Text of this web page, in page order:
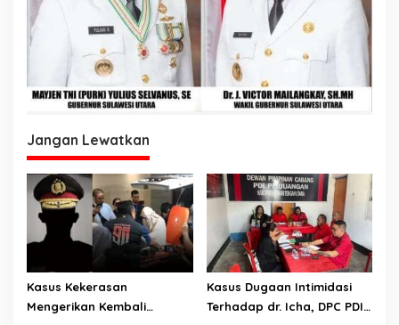
Jangan Lewatkan
Kasus Kekerasan
Mengerikan Kembali
Kasus Dugaan Intimidasi
Terhadap dr. Icha, DPC PDI